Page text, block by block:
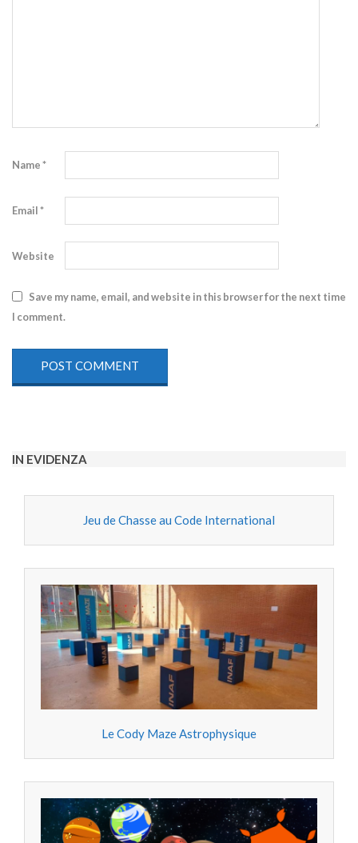
Name*
Email*
Website
Save my name, email, and website in this browser for the next time
I comment.
IN EVIDENZA
Jeu de Chasse au Code International
Le Cody Maze Astrophysique